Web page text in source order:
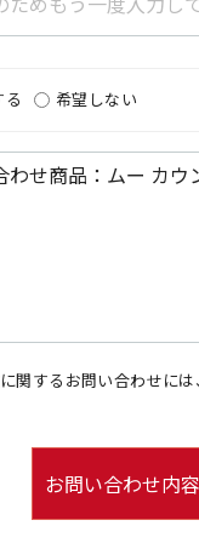
る 希望しない
関するお問い合わせに
お問い合わせ内